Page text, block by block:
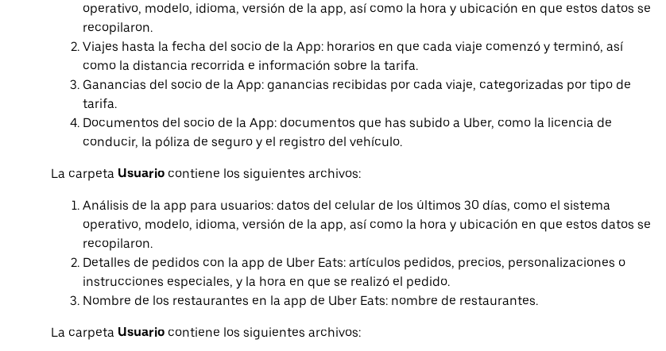
operativo, modelo, idioma, versión de la app, así como la hora y ubicación en que estos datos se
recopilaron.
Viajes hasta la fecha del socio de la App: horarios en que cada viaje comenzó y terminó, así
como la distancia recorrida e información sobre la tarifa.
Ganancias del socio de la App: ganancias recibidas por cada viaje, categorizadas por tipo de
tarifa.
Documentos del socio de la App: documentos que has subido a Uber, como la licencia de
conducir, la póliza de seguro y el registro del vehículo.
La carpeta Usuario contiene los siguientes archivos:
Análisis de la app para usuarios: datos del celular de los últimos 30 días, como el sistema
operativo, modelo, idioma, versión de la app, así como la hora y ubicación en que estos datos se
recopilaron.
Detalles de pedidos con la app de Uber Eats: artículos pedidos, precios, personalizaciones o
instrucciones especiales, y la hora en que se realizó el pedido.
Nombre de los restaurantes en la app de Uber Eats: nombre de restaurantes.
La carpeta Usuario contiene los siguientes archivos: